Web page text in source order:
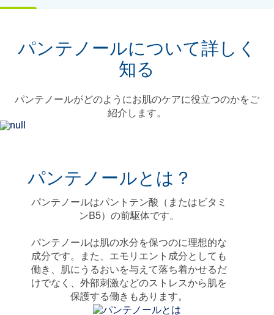
パンテノールについて詳しく
知る
パンテノールがどのようにお肌のケアに役立つのかをご
紹介します。
パンテノールとは？
パンテノールはパントテン酸（またはビタミ
ンB5）の前駆体です。
パンテノールは肌の水分を保つのに理想的な
成分です。また、エモリエント成分としても
働き、肌にうるおいを与えて落ち着かせるだ
けでなく、外部刺激などのストレスから肌を
保護する働きもあります。